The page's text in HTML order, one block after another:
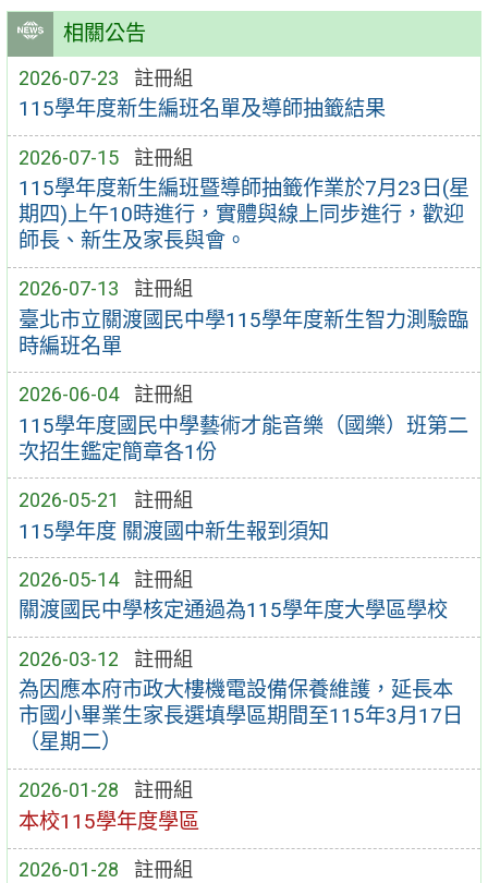
相關公告
2026-07-23 註冊組
115學年度新生編班名單及導師抽籤結果
2026-07-15 註冊組
115學年度新生編班暨導師抽籤作業於7月23日(星
期四)上午10時進行，實體與線上同步進行，歡迎
師長、新生及家長與會。
2026-07-13 註冊組
臺北市立關渡國民中學115學年度新生智力測驗臨
時編班名單
2026-06-04 註冊組
115學年度國民中學藝術才能音樂（國樂）班第二
次招生鑑定簡章各1份
2026-05-21 註冊組
115學年度 關渡國中新生報到須知
2026-05-14 註冊組
關渡國民中學核定通過為115學年度大學區學校
2026-03-12 註冊組
為因應本府市政大樓機電設備保養維護，延長本
市國小畢業生家長選填學區期間至115年3月17日
（星期二）
2026-01-28 註冊組
本校115學年度學區
2026-01-28 註冊組